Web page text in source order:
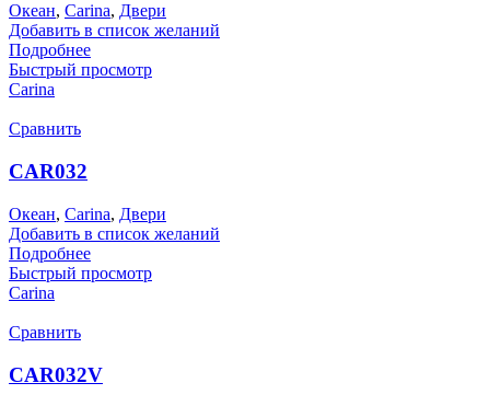
Океан, Carina, Двери
Добавить в список желаний
Подробнее
Быстрый просмотр
Carina
Сравнить
CAR032
Океан, Carina, Двери
Добавить в список желаний
Подробнее
Быстрый просмотр
Carina
Сравнить
CAR032V